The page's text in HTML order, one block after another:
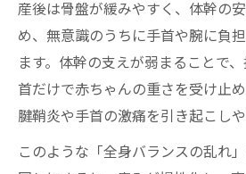
産後は骨盤が緩みやすく、体幹の
め、無意識のうちに手首や腕に負
ます。体幹の支えが弱まることで
首だけで赤ちゃんの重さを受け止
腱鞘炎や手首の激痛を引き起こしや
このような「全身バランスの乱れ